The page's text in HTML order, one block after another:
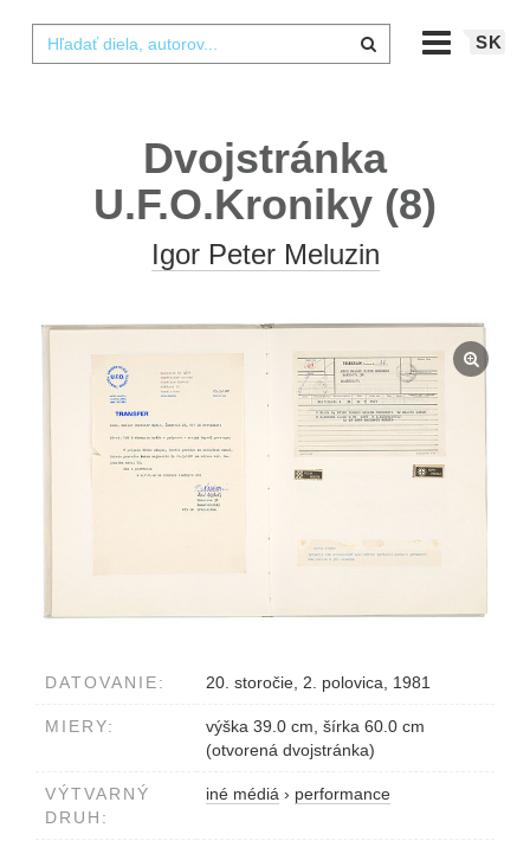
SK
Dvojstránka
U.F.O.Kroniky (8)
Igor Peter Meluzin
DATOVANIE: 20. storočie, 2. polovica, 1981
MIERY:
výška 39.0 cm, šírka 60.0 cm
(otvorená dvojstránka)
VÝTVARNÝ
DRUH:
iné médiá › performance